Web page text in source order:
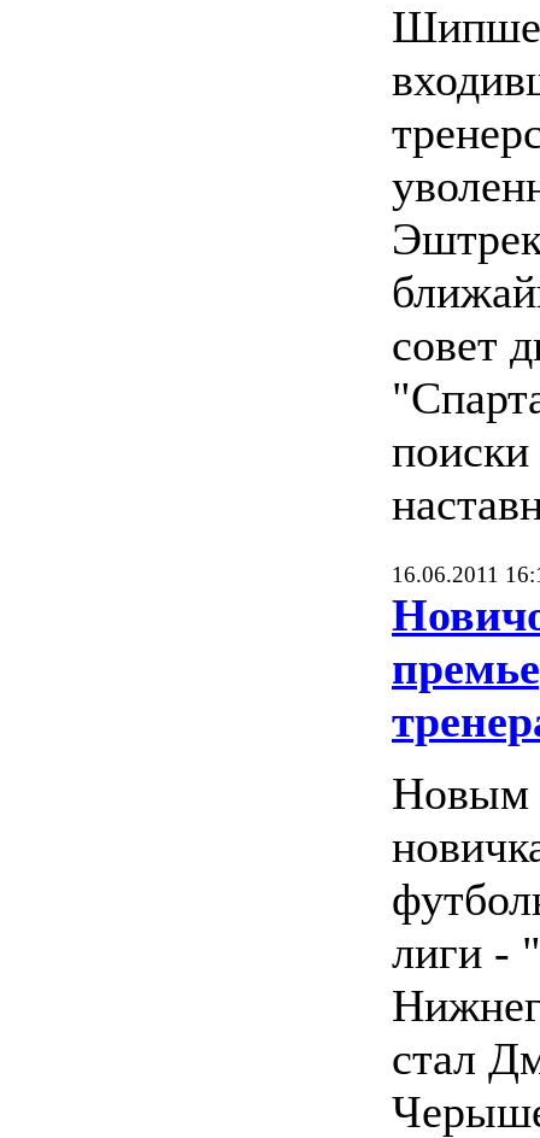
совет
поиски
16.06.2011
Новым
лиги -
стал